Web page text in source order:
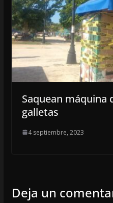
Saquean máquina
galletas
4 septiembre, 2023
Deja un